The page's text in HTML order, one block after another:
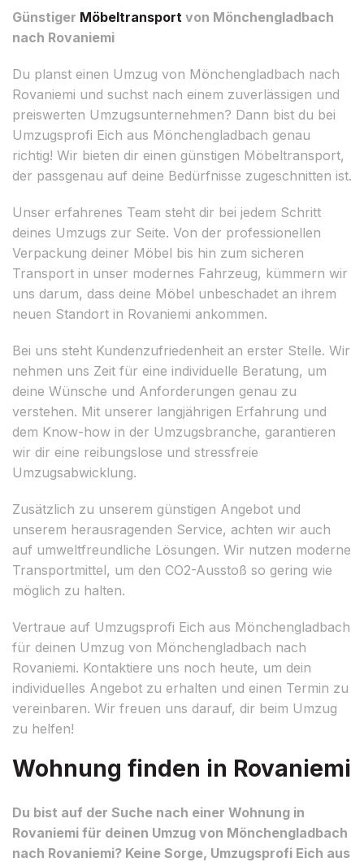
Günstiger Möbeltransport von Mönchengladbach
nach Rovaniemi
Du planst einen Umzug von Mönchengladbach nach
Rovaniemi und suchst nach einem zuverlässigen und
preiswerten Umzugsunternehmen? Dann bist du bei
Umzugsprofi Eich aus Mönchengladbach genau
richtig! Wir bieten dir einen günstigen Möbeltransport,
der passgenau auf deine Bedürfnisse zugeschnitten ist.
Unser erfahrenes Team steht dir bei jedem Schritt
deines Umzugs zur Seite. Von der professionellen
Verpackung deiner Möbel bis hin zum sicheren
Transport in unser modernes Fahrzeug, kümmern wir
uns darum, dass deine Möbel unbeschadet an ihrem
neuen Standort in Rovaniemi ankommen.
Bei uns steht Kundenzufriedenheit an erster Stelle. Wir
nehmen uns Zeit für eine individuelle Beratung, um
deine Wünsche und Anforderungen genau zu
verstehen. Mit unserer langjährigen Erfahrung und
dem Know-how in der Umzugsbranche, garantieren
wir dir eine reibungslose und stressfreie
Umzugsabwicklung.
Zusätzlich zu unserem günstigen Angebot und
unserem herausragenden Service, achten wir auch
auf umweltfreundliche Lösungen. Wir nutzen moderne
Transportmittel, um den CO2-Ausstoß so gering wie
möglich zu halten.
Vertraue auf Umzugsprofi Eich aus Mönchengladbach
für deinen Umzug von Mönchengladbach nach
Rovaniemi. Kontaktiere uns noch heute, um dein
individuelles Angebot zu erhalten und einen Termin zu
vereinbaren. Wir freuen uns darauf, dir beim Umzug
zu helfen!
Wohnung finden in Rovaniemi
Du bist auf der Suche nach einer Wohnung in
Rovaniemi für deinen Umzug von Mönchengladbach
nach Rovaniemi? Keine Sorge, Umzugsprofi Eich aus